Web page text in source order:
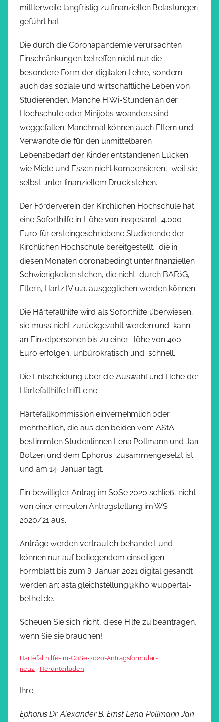
mittlerweile langfristig zu finanziellen Belastungen
geführt hat.
Die durch die Coronapandemie verursachten
Einschränkungen betreffen nicht nur die
besondere Form der digitalen Lehre, sondern
auch das soziale und wirtschaftliche Leben von
Studierenden. Manche HiWi-Stunden an der
Hochschule oder Minijobs woanders sind
weggefallen. Manchmal können auch Eltern und
Verwandte die für den unmittelbaren
Lebensbedarf der Kinder entstandenen Lücken
wie Miete und Essen nicht kompensieren, weil sie
selbst unter finanziellem Druck stehen.
Der Förderverein der Kirchlichen Hochschule hat
eine Soforthilfe in Höhe von insgesamt 4.000
Euro für ersteingeschriebene Studierende der
Kirchlichen Hochschule bereitgestellt, die in
diesen Monaten coronabedingt unter finanziellen
Schwierigkeiten stehen, die nicht durch BAFöG,
Eltern, Hartz IV u.a. ausgeglichen werden können.
Die Härtefallhilfe wird als Soforthilfe überwiesen;
sie muss nicht zurückgezahlt werden und kann
an Einzelpersonen bis zu einer Höhe von 400
Euro erfolgen, unbürokratisch und schnell.
Die Entscheidung über die Auswahl und Höhe der
Härtefallhilfe trifft eine
Härtefallkommission einvernehmlich oder
mehrheitlich, die aus den beiden vom AStA
bestimmten Studentinnen Lena Pollmann und Jan
Botzen und dem Ephorus zusammengesetzt ist
und am 14. Januar tagt.
Ein bewilligter Antrag im SoSe 2020 schließt nicht
von einer erneuten Antragstellung im WS
2020/21 aus.
Anträge werden vertraulich behandelt und
können nur auf beiliegendem einseitigen
Formblatt bis zum 8. Januar 2021 digital gesandt
werden an: asta.gleichstellung@kiho wuppertal-
bethel.de.
Scheuen Sie sich nicht, diese Hilfe zu beantragen,
wenn Sie sie brauchen!
Härtefallhilfe-im-CoSe-2020-Antragsformular-
neu2
Herunterladen
Ihre
Ephorus Dr. Alexander B. Ernst Lena Pollmann Jan